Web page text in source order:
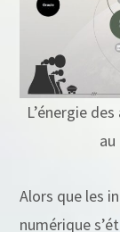
L’énergie
au
Alors que les
numérique